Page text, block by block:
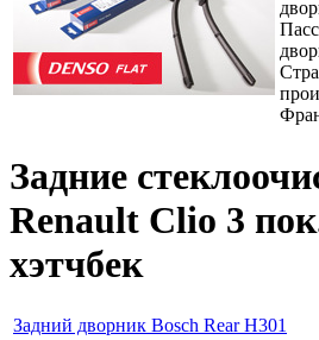
Задние
Renault Clio 3
хэтчбек
Задний дворник Bosch Rear H301